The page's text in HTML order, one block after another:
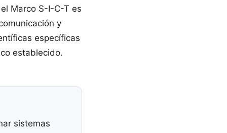
Marco S-I-C-T es
y
específicas
establecido.
sistemas